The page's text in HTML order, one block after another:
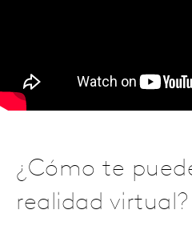
¿Cómo te
realidad virtual?